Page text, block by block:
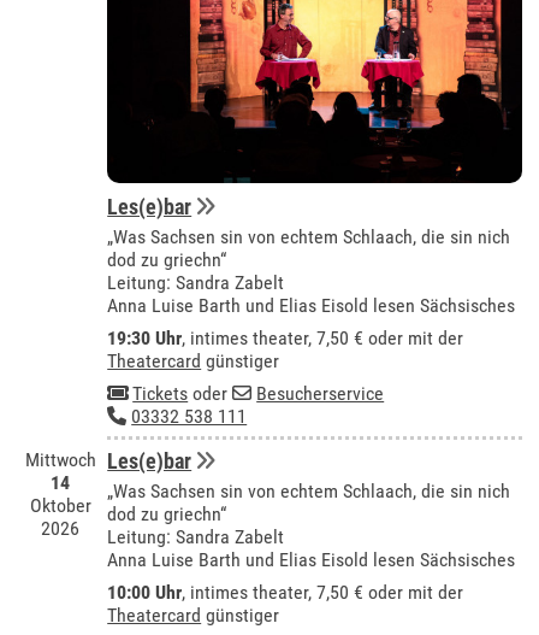
Les(e)bar
„Was Sachsen sin von echtem Schlaach, die sin nich
dod zu griechn“
Leitung: Sandra Zabelt
Anna Luise Barth und Elias Eisold lesen Sächsisches
19:30 Uhr, intimes theater, 7,50 € oder mit der
Theatercard günstiger
Tickets oder
Besucherservice
03332 538 111
Mittwoch
14
Oktober
2026
Les(e)bar
„Was Sachsen sin von echtem Schlaach, die sin nich
dod zu griechn“
Leitung: Sandra Zabelt
Anna Luise Barth und Elias Eisold lesen Sächsisches
10:00 Uhr, intimes theater, 7,50 € oder mit der
Theatercard günstiger